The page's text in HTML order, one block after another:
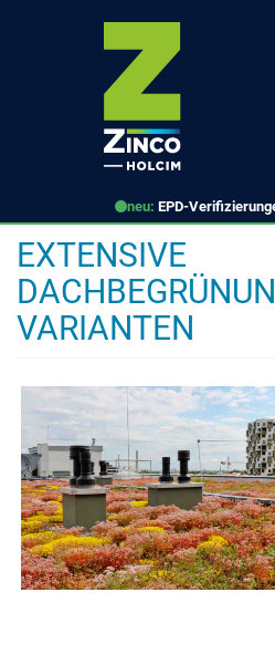
neu: EPD-
EXTENSIVE
VARIANTEN